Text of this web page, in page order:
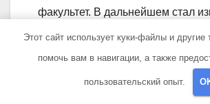
факультет. В дальнейшем стал
Этот сайт использует куки-файлы и другие
помочь вам в навигации, а также
пользовательский опыт.